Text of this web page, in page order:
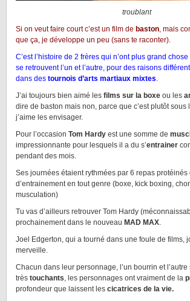
troublant
Si on veut faire court c’est un film de baston, mais
que ça, je développe un peu (sans te raconter).
C’est l’histoire de 2 frères qui n’ont plus grand
se retrouvent l’un et l’autre, pour des raisons
dans des tournois d’arts martiaux mixtes.
J’ai toujours bien aimé les films sur la boxe ou les
dire de baston mais non, parce que c’est plutôt sous
j’aime les envisager.
Pour l’occasion Tom Hardy est une somme de
impressionnante pour lesquels il a du s’entrainer
pendant des mois.
Ses journées étaient rythmées par 6 repas protéinés
d’entrainement en tout genre (boxe, kick boxing,
musculation)
Tu vas d’ailleurs retrouver Tom Hardy
prochainement dans le nouveau MAD MAX.
Joel Edgerton, qui a tourné dans une foule de films,
merveille.
Chacun dans leur personnage, l’un bourrin et
très touchants, les personnages ont vraiment de la
profondeur que laissent les cicatrices de la vie.